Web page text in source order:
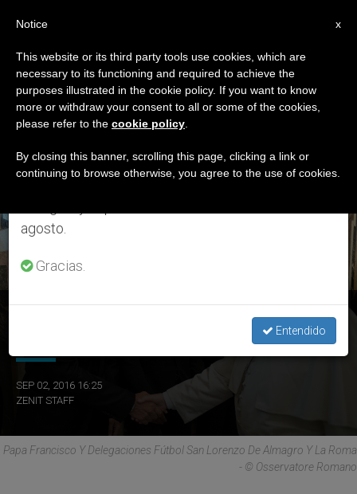
ETIQUETA
Posts Tagged ‘la
Roma’
ÚLTIMAS NOTICIAS
SEP 02, 2016 16:25
ZENIT STAFF
Papa Francisco Y Delegaciones Fútbol San Lorenzo De Almagro Y La Roma
- © Osservatore Romano
×
Aviso importante
Del 27 de julio al 7 de agosto haremos la pausa
anual, aprovechando que en el periodo de verano
se generan menos informaciones y también el
agosto.
Gracias.
Entendido
x
Notice
This website or its third party tools use cookies, which are
necessary to its functioning and required to achieve the
purposes illustrated in the cookie policy. If you want to know
more or withdraw your consent to all or some of the cookies,
please refer to the cookie policy
By closing this banner, scrolling this page, clicking a link or
continuing to browse otherwise, you agree to the use of cookies.